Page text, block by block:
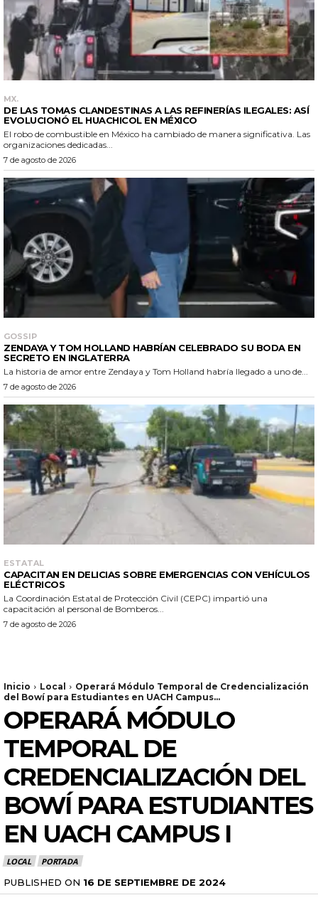
MX.
DE LAS TOMAS CLANDESTINAS A LAS REFINERÍAS ILEGALES: ASÍ
EVOLUCIONÓ EL HUACHICOL EN MÉXICO
El robo de combustible en México ha cambiado de manera significativa. Las
organizaciones dedicadas...
7 de agosto de 2026
GOSSIP
ZENDAYA Y TOM HOLLAND HABRÍAN CELEBRADO SU BODA EN
SECRETO EN INGLATERRA
La historia de amor entre Zendaya y Tom Holland habría llegado a uno de...
7 de agosto de 2026
ESTATAL
CAPACITAN EN DELICIAS SOBRE EMERGENCIAS CON VEHÍCULOS
ELÉCTRICOS
La Coordinación Estatal de Protección Civil (CEPC) impartió una
capacitación al personal de Bomberos...
7 de agosto de 2026